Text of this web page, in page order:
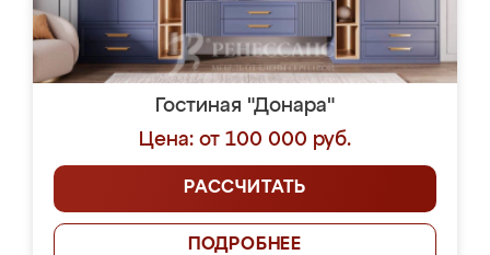
Гостиная "Донара"
Цена: от 100 000 руб.
РАССЧИТАТЬ
ПОДРОБНЕЕ